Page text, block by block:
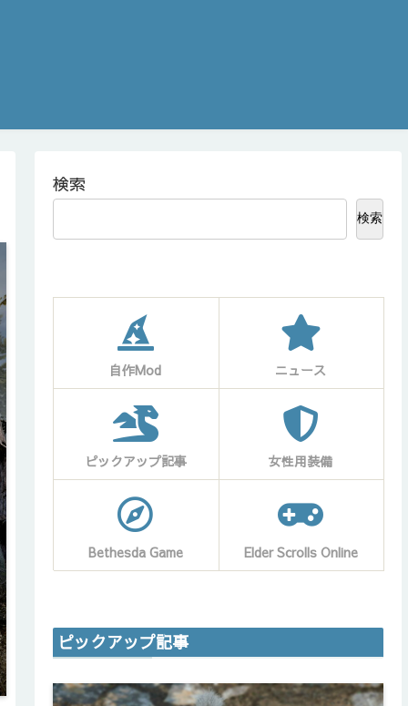
検索
検索
自作Mod ニュース
ピックアップ記事 女性用装備
Bethesda Game Elder Scrolls Online
ピックアップ記事